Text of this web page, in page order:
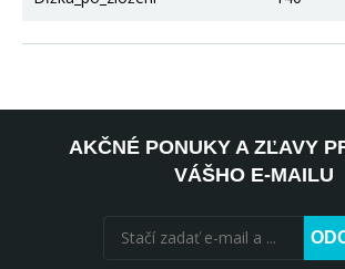
AKČNÉ PONUKY A ZĽAVY
VÁŠHO E-MAILU